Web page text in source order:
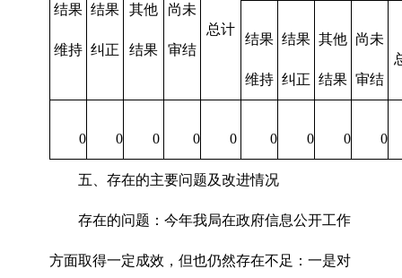
结果
维持
结果
纠正
其他
结果
尚未
审结
总计
结果
维持
结果
纠正
其他
结果
尚未
审结
0 0 0 0 0 0 0 0 0
五、存在的主要问题及改进情况
存在的问题：今年我局在政府信息公开工作
方面取得一定成效，但也仍然存在不足：一是对